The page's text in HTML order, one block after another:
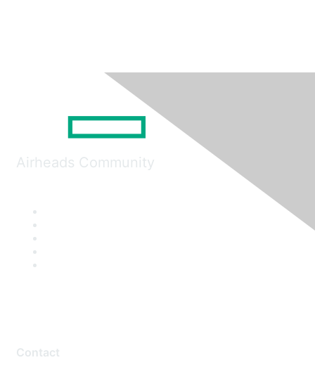
Airheads Community
Contact